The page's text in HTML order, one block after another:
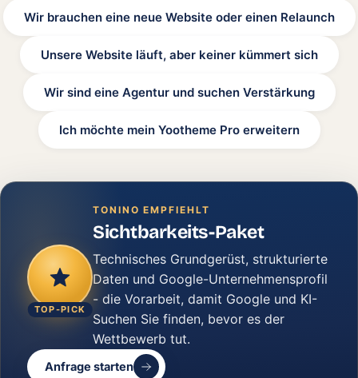
Wir brauchen eine neue Website oder einen Relaunch
Unsere Website läuft, aber keiner kümmert sich
Wir sind eine Agentur und suchen Verstärkung
Ich möchte mein Yootheme Pro erweitern
TOP-PICK
TONINO EMPFIEHLT
Sichtbarkeits-Paket
Technisches Grundgerüst, strukturierte
Daten und Google-Unternehmensprofil
- die Vorarbeit, damit Google und KI-
Suchen Sie finden, bevor es der
Wettbewerb tut.
Anfrage starten